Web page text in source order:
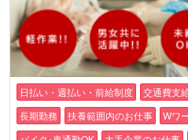
日払い・週払い・前給制度 交通費支
長期勤務
扶養範囲内のお仕事 Wワ